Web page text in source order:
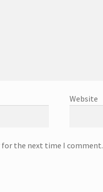
Website
for the next time I comment.